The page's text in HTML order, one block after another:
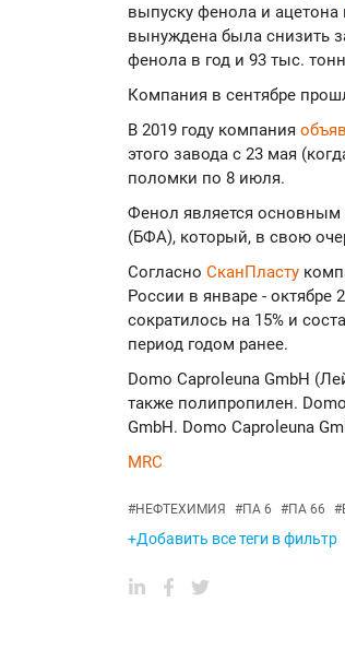
выпуску фенола и ацетона
вынуждена была снизить
фенола в год и 93 тыс.
Компания в сентябре
В 2019 году компания
этого завода с 23 мая
поломки по 8 июля.
Фенол является
(БФА), который, в свою
Согласно СканПласту
России в январе - октябре
сократилось на 15% и
период годом ранее.
Domo Caproleuna GmbH
также полипропилен.
GmbH. Domo Caproleuna
MRC
#НЕФТЕХИМИЯ #ПА 6 #ПА 66 #
+Добавить все теги в фильтр